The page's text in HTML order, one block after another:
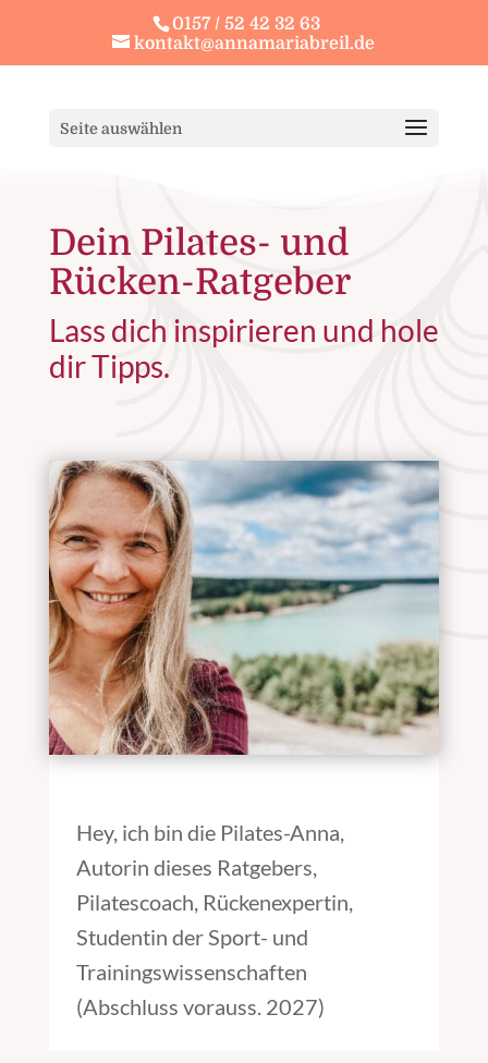
0157 / 52 42 32 63
kontakt@annamariabreil.de
Seite auswählen
Dein Pilates- und
Rücken-Ratgeber
Lass dich inspirieren und hole
dir Tipps.
Hey, ich bin die Pilates-Anna,
Autorin dieses Ratgebers,
Pilatescoach, Rückenexpertin,
Studentin der Sport- und
Trainingswissenschaften
(Abschluss vorauss. 2027)